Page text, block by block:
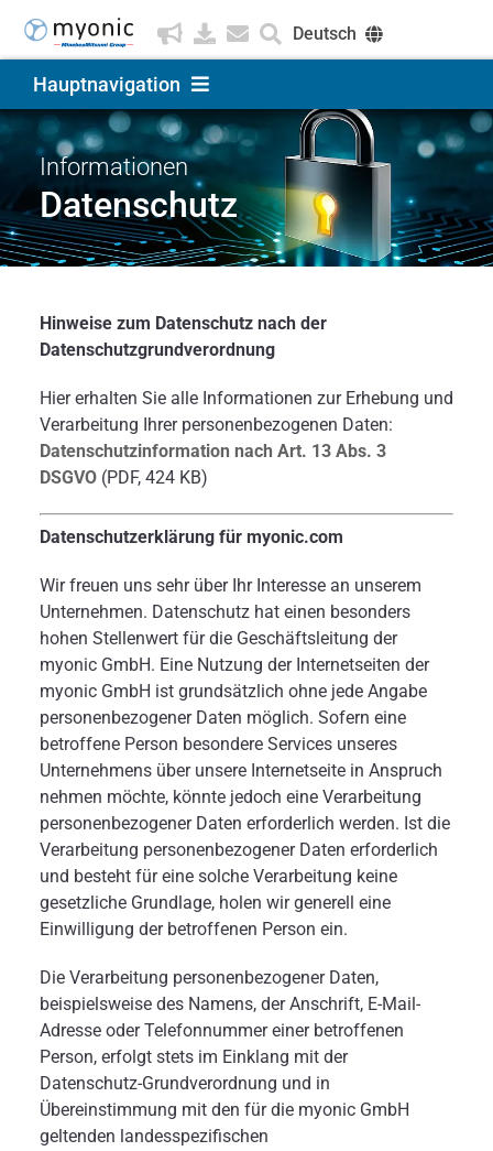
Inhalt
springen
Deutsch
Čeština
Hauptnavigation
Produkte & Lösungen
Anwendungen
Karriere
Informationen
Datenschutz
Hinweise zum Datenschutz nach der
Datenschutzgrundverordnung
Hier erhalten Sie alle Informationen zur Erhebung und
Verarbeitung Ihrer personenbezogenen Daten:
Datenschutzinformation nach Art. 13 Abs. 3
DSGVO(PDF, 424 KB)
Datenschutzerklärung für myonic.com
Wir freuen uns sehr über Ihr Interesse an unserem
Unternehmen. Datenschutz hat einen besonders
hohen Stellenwert für die Geschäftsleitung der
myonic GmbH. Eine Nutzung der Internetseiten der
myonic GmbH ist grundsätzlich ohne jede Angabe
personenbezogener Daten möglich. Sofern eine
betroffene Person besondere Services unseres
Unternehmens über unsere Internetseite in Anspruch
nehmen möchte, könnte jedoch eine Verarbeitung
personenbezogener Daten erforderlich werden. Ist die
Verarbeitung personenbezogener Daten erforderlich
und besteht für eine solche Verarbeitung keine
gesetzliche Grundlage, holen wir generell eine
Einwilligung der betroffenen Person ein.
Die Verarbeitung personenbezogener Daten,
beispielsweise des Namens, der Anschrift, E-Mail-
Adresse oder Telefonnummer einer betroffenen
Person, erfolgt stets im Einklang mit der
Datenschutz-Grundverordnung und in
Übereinstimmung mit den für die myonic GmbH
geltenden landesspezifischen